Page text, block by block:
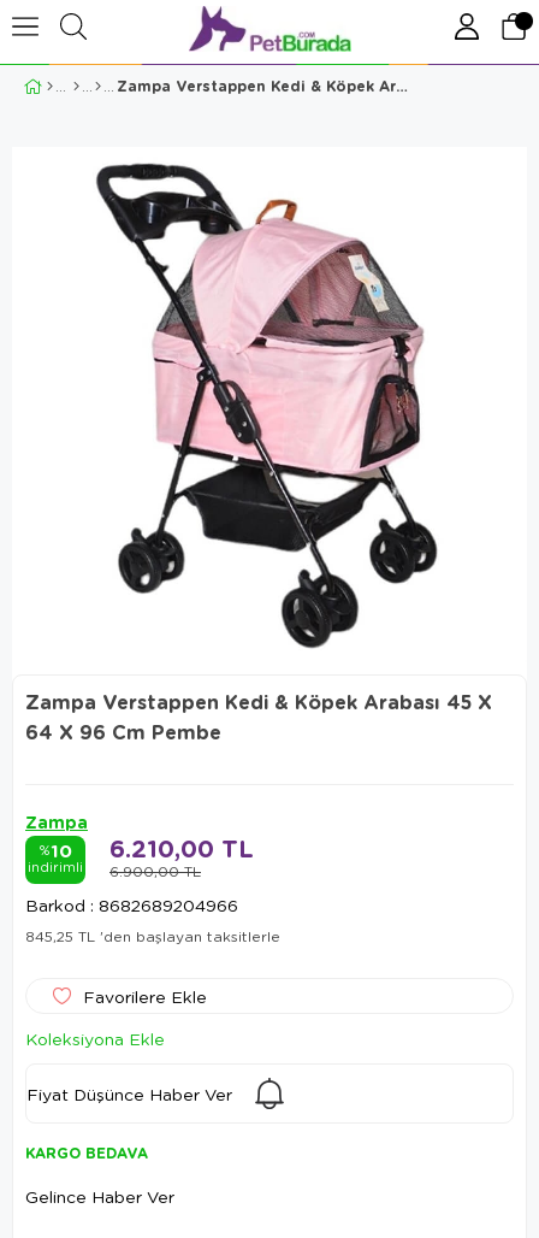
Zampa Verstappen Kedi & Köpek Arabası 45 X 64 X 96 Cm Pembe
Zampa Verstappen Kedi & Köpek Arabası 45 X
64 X 96 Cm Pembe
Zampa
%10
indirimli 6.900,00 TL
6.210,00 TL
Barkod : 8682689204966
845,25 TL 'den başlayan taksitlerle
Favorilere Ekle
Koleksiyona Ekle
Fiyat Düşünce Haber Ver
KARGO BEDAVA
Gelince Haber Ver